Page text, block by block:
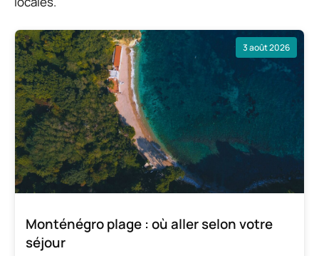
3 août 2026
Monténégro plage : où aller selon votre
séjour